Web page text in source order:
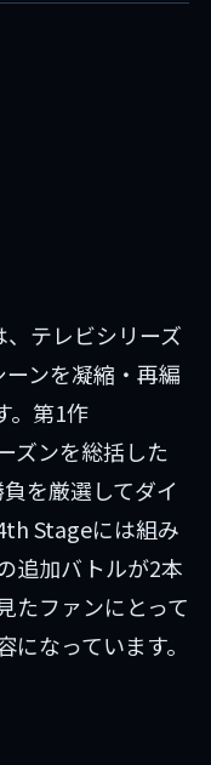
、テレビシリーズ
ンを凝縮・再編
。第1作
ズンを総括した
を厳選してダイ
Stageには組み
追加バトルが2本
たファンにとって
なっています。